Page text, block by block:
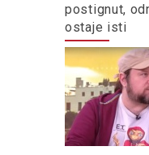
postignut,
ostaje isti